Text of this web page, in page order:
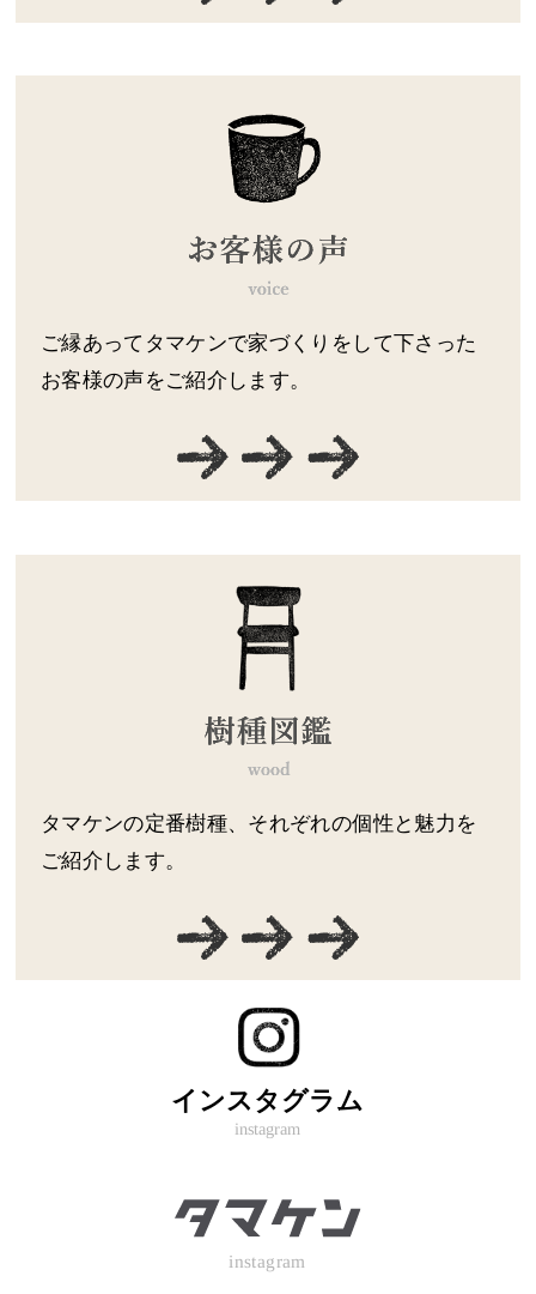
ご縁あってタマケンで家づくりをして下さった
お客様の声をご紹介します。
タマケンの定番樹種、それぞれの個性と魅力を
ご紹介します。
インスタグラム
instagram
instagram